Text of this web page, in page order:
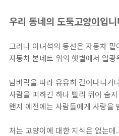
우리 동네의 도둑고양이입
그러나 이녀석의 동선은 자동차 밑
자동차 본네트 위의 햇볕에서 일광
담벼락을 따라 유유히 걸어다니거
사람을 피하긴 하나 빨리 뛰어 숨
왠지 예전에는 사람들에게 사랑을
저는 고양이에 대한 지식은 없는